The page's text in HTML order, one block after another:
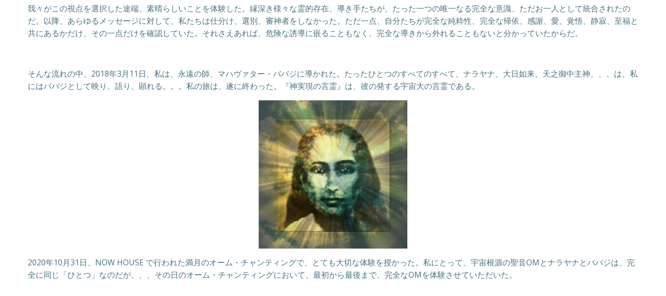
我々がこの視点を選択した途端、素晴らしいことを体験した。縁深き様々な霊的存在、導き手たちが、たった一つの唯一なる完全な意識、ただお一人として統合されたの
だ。以降、あらゆるメッセージに対して、私たちは仕分け、選別、審神者をしなかった。ただ一点、自分たちが完全な純粋性、完全な帰依、感謝、愛、覚悟、静寂、至福と
共にあるかだけ、その一点だけを確認していた。それさえあれば、危険な誘導に嵌ることもなく、完全な導きから外れることもないと分かっていたからだ。
そんな流れの中、2018年3月11日、私は、永遠の師、マハヴァター・ババジに導かれた。たったひとつのすべてのすべて、ナラヤナ、大日如来、天之御中主神、、、は、私
にはババジとして映り、語り、顕れる。。。私の旅は、遂に終わった。『神実現の言霊』は、彼の発する宇宙大の言霊である。
2020年10月31日、NOW HOUSE で行われた満月のオーム・チャンティングで、とても大切な体験を授かった。私にとって、宇宙根源の聖音OMとナラヤナとババジは、完
全に同じ「ひとつ」なのだが、、、その日のオーム・チャンティングにおいて、最初から最後まで、完全なOMを体験させていただいた。